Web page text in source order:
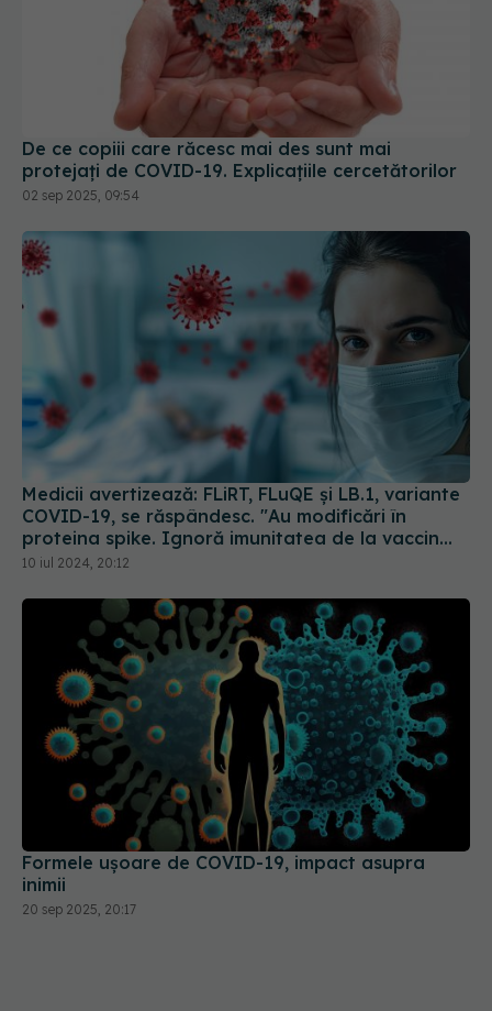
De ce copiii care răcesc mai des sunt mai
protejați de COVID-19. Explicațiile cercetătorilor
02 sep 2025, 09:54
Medicii avertizează: FLiRT, FLuQE și LB.1, variante
COVID-19, se răspândesc. "Au modificări în
proteina spike. Ignoră imunitatea de la vaccin
sau infectarea anterioară
10 iul 2024, 20:12
Formele ușoare de COVID-19, impact asupra
inimii
20 sep 2025, 20:17